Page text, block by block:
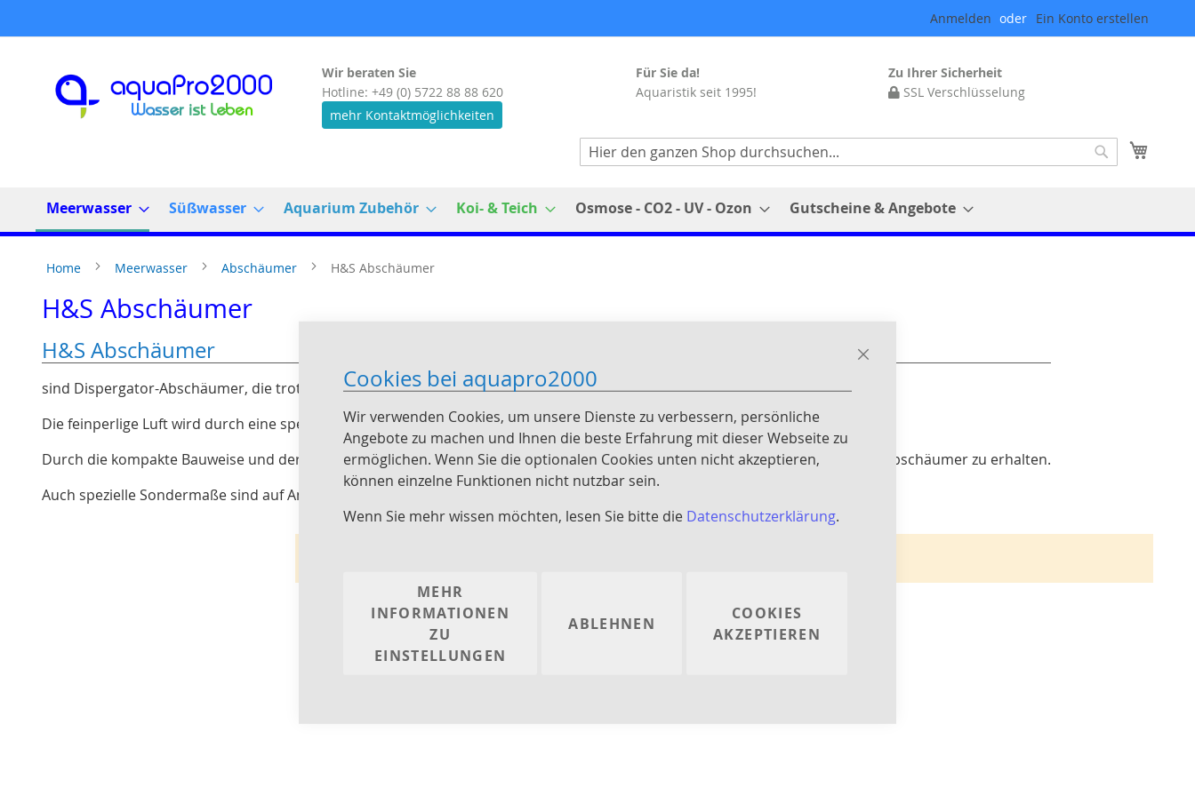
Close
Cookies bei aquapro2000
Wir verwenden Cookies, um unsere Dienste zu verbessern, persönliche
Angebote zu machen und Ihnen die beste Erfahrung mit dieser Webseite zu
ermöglichen. Wenn Sie die optionalen Cookies unten nicht akzeptieren,
können einzelne Funktionen nicht nutzbar sein.
Wenn Sie mehr wissen möchten, lesen Sie bitte die Datenschutzerklärung.
COOKIES
AKZEPTIEREN
MEHR
INFORMATIONEN
ZU
EINSTELLUNGEN
ABLEHNEN
zum
Anmelden Ein Konto erstellen
Wir beraten Sie
Hotline: +49 (0) 5722 88 88 620
mehr Kontaktmöglichkeiten
Für Sie da!
Aquaristik seit 1995!
Zu Ihrer Sicherheit
SSL Verschlüsselung
Suche
Meerwasser
Süßwasser Aquarium Zubehör Koi- & Teich Osmose - CO2 - UV - Ozon Gutscheine & Angebote
Home Meerwasser Abschäumer H&S Abschäumer
H&S Abschäumer
H&S Abschäumer
sind Dispergator-Abschäumer, die trotz niedriger Bauhöhe höchste Leistung garantieren.
Die feinperlige Luft wird durch eine spezielle Nadelradtechnik und saugseitig zugeführter Luft erzeugt.
Durch die kompakte Bauweise und der perfekten Technik sind die H&S Abschäumer für alle Aquariengrößen als Unterschrankabschäumer zu erhalten.
Auch spezielle Sondermaße sind auf Anfrage ohne großen Aufpreis möglich.